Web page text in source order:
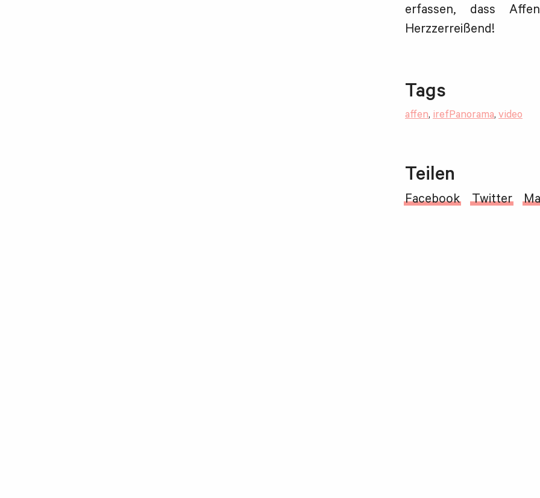
erfassen, dass
Herzzerreißend!
Tags
affen, irefPanorama, video
Teilen
Facebook Twitter